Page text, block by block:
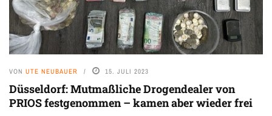
VON UTE NEUBAUER 15. JULI 2023
Düsseldorf: Mutmaßliche Drogendealer von
PRIOS festgenommen – kamen aber wieder frei